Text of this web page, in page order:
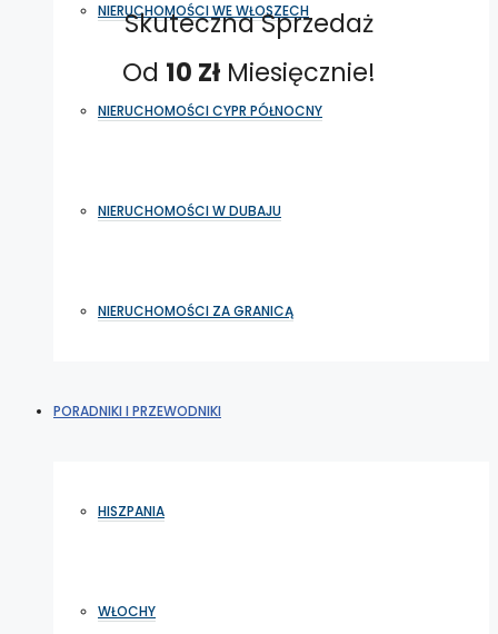
NIERUCHOMOŚCI WE WŁOSZECH
NIERUCHOMOŚCI CYPR PÓŁNOCNY
NIERUCHOMOŚCI W DUBAJU
NIERUCHOMOŚCI ZA GRANICĄ
PORADNIKI I PRZEWODNIKI
HISZPANIA
WŁOCHY
Skuteczna Sprzedaż
Od 10 Zł Miesięcznie!